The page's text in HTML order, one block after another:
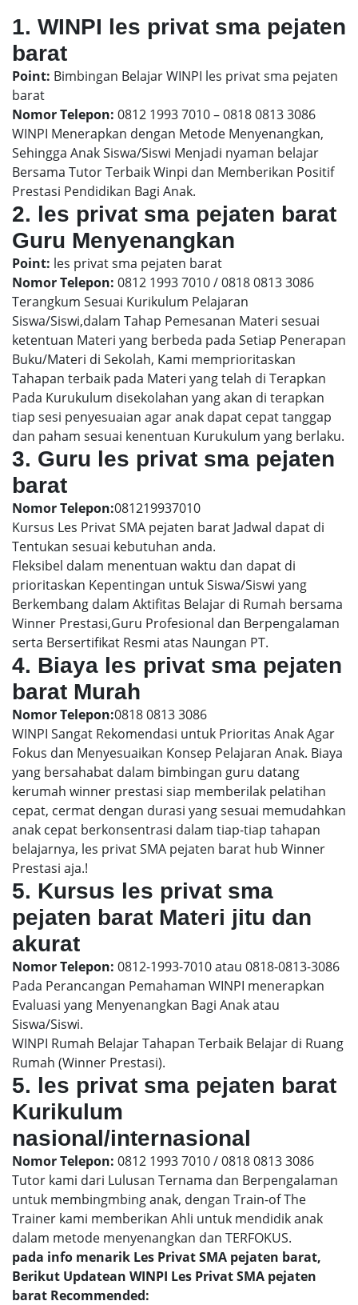
1. WINPI les privat sma pejaten
barat
Point: Bimbingan Belajar WINPI les privat sma pejaten
barat
Nomor Telepon: 0812 1993 7010 – 0818 0813 3086
WINPI Menerapkan dengan Metode Menyenangkan,
Sehingga Anak Siswa/Siswi Menjadi nyaman belajar
Bersama Tutor Terbaik Winpi dan Memberikan Positif
Prestasi Pendidikan Bagi Anak.
2. les privat sma pejaten barat
Guru Menyenangkan
Point: les privat sma pejaten barat
Nomor Telepon: 0812 1993 7010 / 0818 0813 3086
Terangkum Sesuai Kurikulum Pelajaran
Siswa/Siswi,dalam Tahap Pemesanan Materi sesuai
ketentuan Materi yang berbeda pada Setiap Penerapan
Buku/Materi di Sekolah, Kami memprioritaskan
Tahapan terbaik pada Materi yang telah di Terapkan
Pada Kurukulum disekolahan yang akan di terapkan
tiap sesi penyesuaian agar anak dapat cepat tanggap
dan paham sesuai kenentuan Kurukulum yang berlaku.
3. Guru les privat sma pejaten
barat
Nomor Telepon:081219937010
Kursus Les Privat SMA pejaten barat Jadwal dapat di
Tentukan sesuai kebutuhan anda.
Fleksibel dalam menentuan waktu dan dapat di
prioritaskan Kepentingan untuk Siswa/Siswi yang
Berkembang dalam Aktifitas Belajar di Rumah bersama
Winner Prestasi,Guru Profesional dan Berpengalaman
serta Bersertifikat Resmi atas Naungan PT.
4. Biaya les privat sma pejaten
barat Murah
Nomor Telepon:0818 0813 3086
WINPI Sangat Rekomendasi untuk Prioritas Anak Agar
Fokus dan Menyesuaikan Konsep Pelajaran Anak. Biaya
yang bersahabat dalam bimbingan guru datang
kerumah winner prestasi siap memberilak pelatihan
cepat, cermat dengan durasi yang sesuai memudahkan
anak cepat berkonsentrasi dalam tiap-tiap tahapan
belajarnya, les privat SMA pejaten barat hub Winner
Prestasi aja.!
5. Kursus les privat sma
pejaten barat Materi jitu dan
akurat
Nomor Telepon: 0812-1993-7010 atau 0818-0813-3086
Pada Perancangan Pemahaman WINPI menerapkan
Evaluasi yang Menyenangkan Bagi Anak atau
Siswa/Siswi.
WINPI Rumah Belajar Tahapan Terbaik Belajar di Ruang
Rumah (Winner Prestasi).
5. les privat sma pejaten barat
Kurikulum
nasional/internasional
Nomor Telepon: 0812 1993 7010 / 0818 0813 3086
Tutor kami dari Lulusan Ternama dan Berpengalaman
untuk membingmbing anak, dengan Train-of The
Trainer kami memberikan Ahli untuk mendidik anak
dalam metode menyenangkan dan TERFOKUS.
pada info menarik Les Privat SMA pejaten barat,
Berikut Updatean WINPI Les Privat SMA pejaten
barat Recommended: